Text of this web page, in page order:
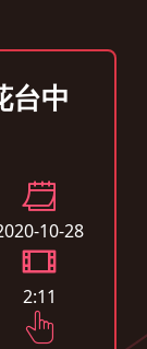
台中
10-28
2:11